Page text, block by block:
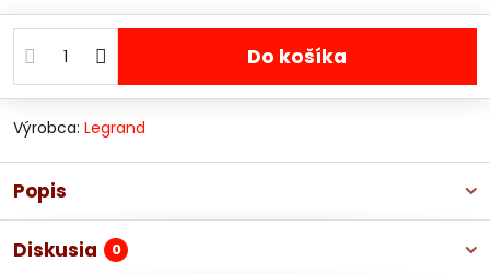
Do košíka
Výrobca: Legrand
Popis
Diskusia 0